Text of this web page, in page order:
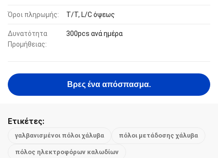
Όροι πληρωμής: T/T, L/C όψεως
Δυνατότητα
Προμήθειας:
300pcs ανά ημέρα
Βρες ένα απόσπασμα.
Ετικέτες:
γαλβανισμένοι πόλοι χάλυβα πόλοι μετάδοσης χάλυβα
πόλος ηλεκτροφόρων καλωδίων